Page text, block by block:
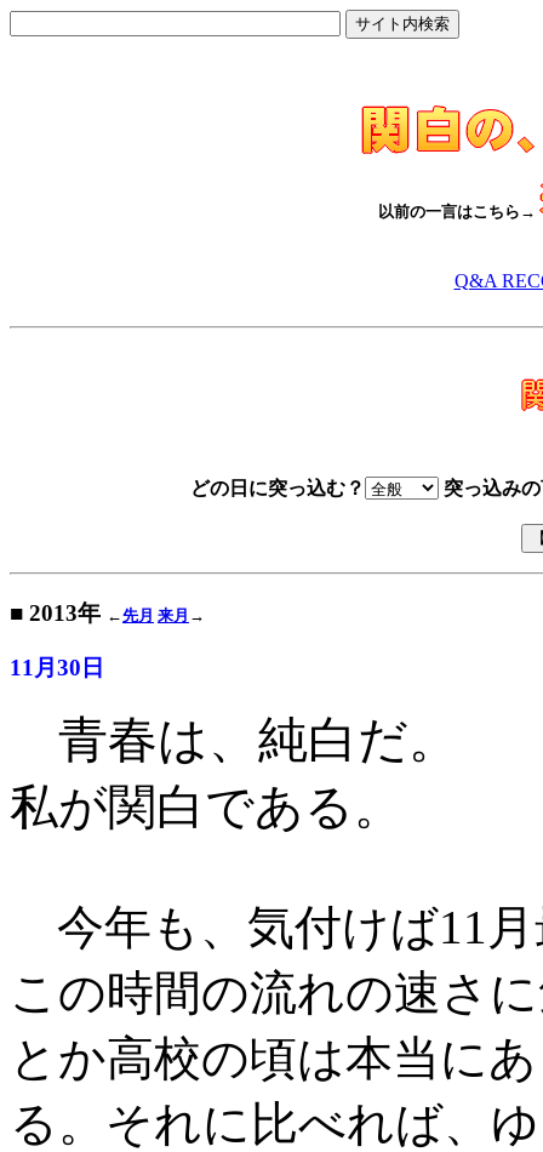
以前の一言はこちら→
Q&A
どの日に突っ込む？ 突っ込み
■ 2013年 ←先月 来月 →
11月30日
青春は、純白だ。
私が関白である 。
今年も、気付けば11
この時間の流れの速さ
とか高校の頃は本当に
る。それに比べれば、